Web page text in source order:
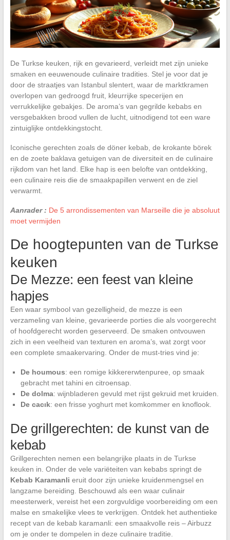
De Turkse keuken, rijk en gevarieerd, verleidt met zijn unieke
smaken en eeuwenoude culinaire tradities. Stel je voor dat je
door de straatjes van Istanbul slentert, waar de marktkramen
overlopen van gedroogd fruit, kleurrijke specerijen en
verrukkelijke gebakjes. De aroma’s van gegrilde kebabs en
versgebakken brood vullen de lucht, uitnodigend tot een ware
zintuiglijke ontdekkingstocht.
Iconische gerechten zoals de döner kebab, de krokante börek
en de zoete baklava getuigen van de diversiteit en de culinaire
rijkdom van het land. Elke hap is een belofte van ontdekking,
een culinaire reis die de smaakpapillen verwent en de ziel
verwarmt.
Aanrader : De 5 arrondissementen van Marseille die je absoluut
moet vermijden
De hoogtepunten van de Turkse
keuken
De Mezze: een feest van kleine
hapjes
Een waar symbool van gezelligheid, de mezze is een
verzameling van kleine, gevarieerde porties die als voorgerecht
of hoofdgerecht worden geserveerd. De smaken ontvouwen
zich in een veelheid van texturen en aroma’s, wat zorgt voor
een complete smaakervaring. Onder de must-tries vind je:
De houmous: een romige kikkererwtenpuree, op smaak
gebracht met tahini en citroensap.
De dolma: wijnbladeren gevuld met rijst gekruid met kruiden.
De cacık: een frisse yoghurt met komkommer en knoflook.
De grillgerechten: de kunst van de
kebab
Grillgerechten nemen een belangrijke plaats in de Turkse
keuken in. Onder de vele variëteiten van kebabs springt de
Kebab Karamanli eruit door zijn unieke kruidenmengsel en
langzame bereiding. Beschouwd als een waar culinair
meesterwerk, vereist het een zorgvuldige voorbereiding om een
malse en smakelijke vlees te verkrijgen. Ontdek het authentieke
recept van de kebab karamanli: een smaakvolle reis – Airbuzz
om je onder te dompelen in deze culinaire traditie.